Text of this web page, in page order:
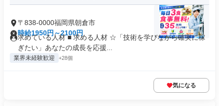
〒838-0000福岡県朝倉市
時給1950円～2100円
求めている人材 ■ 求める人材 ☆「技術を学びながら確実に稼
ぎたい」あなたの成長を応援...
業界未経験歓迎 +28個
気になる